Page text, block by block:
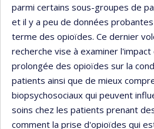
parmi certains sous-groupes de
et il y a peu de données
terme des opioïdes. Ce dernier
recherche vise à examiner
prolongée des opioïdes sur la
patients ainsi que de mieux
biopsychosociaux qui peuvent
soins chez les patients prenant
comment la prise d'opioïdes qui